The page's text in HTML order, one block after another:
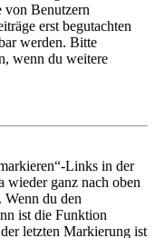
von Benutzern
erst begutachten
werden. Bitte
wenn du weitere
Links in der
wieder ganz nach oben
Wenn du den
ist die Funktion
letzten Markierung ist